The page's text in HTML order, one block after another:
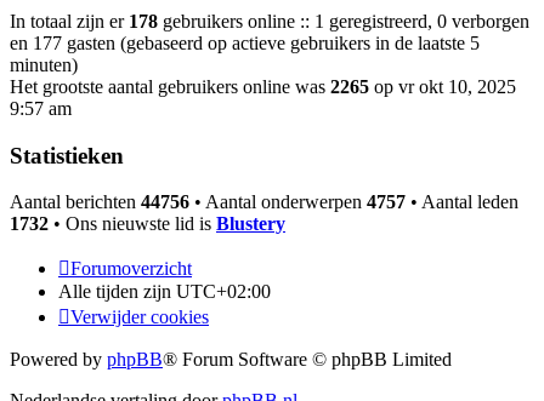
In totaal zijn er 178 gebruikers online :: 1 geregistreerd, 0 verborgen
en 177 gasten (gebaseerd op actieve gebruikers in de laatste 5
minuten)
Het grootste aantal gebruikers online was 2265 op vr okt 10, 2025
9:57 am
Statistieken
Aantal berichten 44756 • Aantal onderwerpen 4757 • Aantal leden
1732 • Ons nieuwste lid is Blustery
Forumoverzicht
Alle tijden zijn UTC+02:00
Verwijder cookies
Powered by phpBB® Forum Software © phpBB Limited